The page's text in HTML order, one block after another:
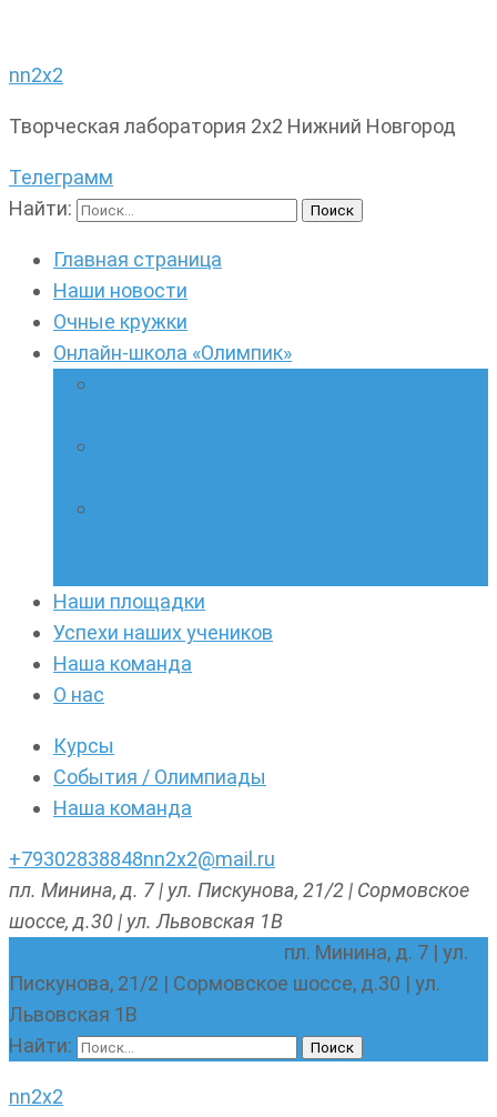
nn2x2
Творческая лаборатория 2х2 Нижний Новгород
Телеграмм
Найти:
Главная страница
Наши новости
Очные кружки
Онлайн-школа «Олимпик»
Наши площадки
Успехи наших учеников
Наша команда
О нас
Курсы
События / Олимпиады
Наша команда
+79302838848nn2x2@mail.ru
пл. Минина, д. 7 | ул. Пискунова, 21/2 | Сормовское
шоссе, д.30 | ул. Львовская 1В
пл. Минина, д. 7 | ул.
Пискунова, 21/2 | Сормовское шоссе, д.30 | ул.
Львовская 1В
Найти:
nn2x2